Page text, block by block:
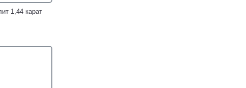
1,44 карат